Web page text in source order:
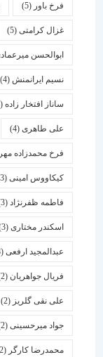
فرخ باور(5) جلیل
غزال کرامتی(5)
ابوالحسن میرعمادی(4)
نسیم ایرانمنش(4)
ساناز افتخار زاده(4)
علی طاهری(4) فرید
فرخ محمدزاده مهر(3)
کیکاووس امینی(3)
فاطمه ظفرنژاد(3)
اسكندر مختاری (3)
عبدالمجید ارفعی(3)
فریال جواهریان(2)
علی نقی گلریز(2)
جواد میرحسینی(2)
محمدرضا کارگر(2)